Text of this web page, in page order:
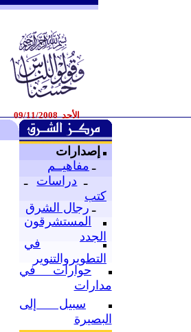
الأحد 09/11/2008
إصدارات
ـ مفاهيــم
ـ دراسات
ـ
كتب
ـ رجال الشرق
المستشرقون
الجدد
في
التطويروالتنوير
حوارات في
مدارات
سبيل إلى
البصيرة